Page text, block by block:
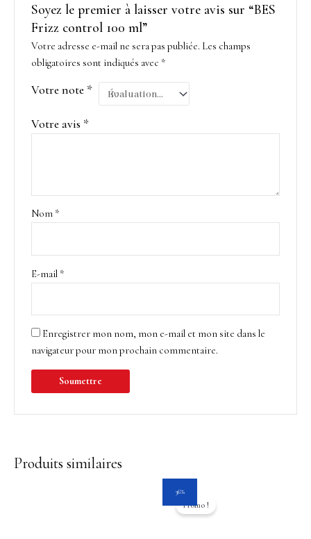
Soyez le premier à laisser votre avis sur “BES
Frizz control 100 ml”
Votre adresse e-mail ne sera pas publiée. Les champs
obligatoires sont indiqués avec *
Votre note *
Votre avis *
Nom *
E-mail *
Enregistrer mon nom, mon e-mail et mon site dans le
navigateur pour mon prochain commentaire.
Produits similaires
36%
Promo !
initialactuel